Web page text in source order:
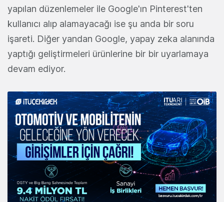
yapılan düzenlemeler ile Google'ın Pinterest'ten
kullanıcı alıp alamayacağı ise şu anda bir soru
işareti. Diğer yandan Google, yapay zeka alanında
yaptığı geliştirmeleri ürünlerine bir bir uyarlamaya
devam ediyor.